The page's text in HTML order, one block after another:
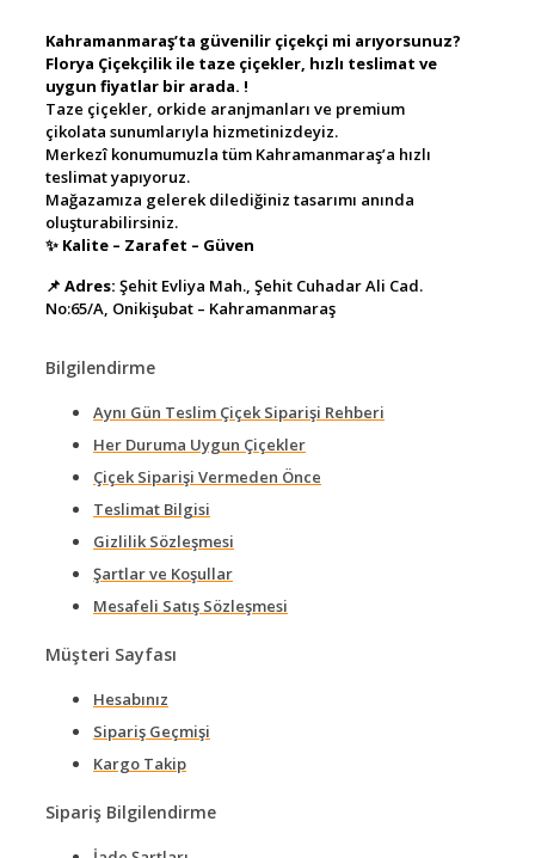
Kahramanmaraş’ta güvenilir çiçekçi mi arıyorsunuz?
Florya Çiçekçilik ile taze çiçekler, hızlı teslimat ve
uygun fiyatlar bir arada. !
Taze çiçekler, orkide aranjmanları ve premium
çikolata sunumlarıyla hizmetinizdeyiz.
Merkezî konumumuzla tüm Kahramanmaraş’a hızlı
teslimat yapıyoruz.
Mağazamıza gelerek dilediğiniz tasarımı anında
oluşturabilirsiniz.
✨ Kalite – Zarafet – Güven
📌 Adres: Şehit Evliya Mah., Şehit Cuhadar Ali Cad.
No:65/A, Onikişubat – Kahramanmaraş
Bilgilendirme
Aynı Gün Teslim Çiçek Siparişi Rehberi
Her Duruma Uygun Çiçekler
Çiçek Siparişi Vermeden Önce
Teslimat Bilgisi
Gizlilik Sözleşmesi
Şartlar ve Koşullar
Mesafeli Satış Sözleşmesi
Müşteri Sayfası
Hesabınız
Sipariş Geçmişi
Kargo Takip
Sipariş Bilgilendirme